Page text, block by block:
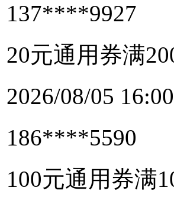
137****9927
20元通用券满
2026/08/05
186****5590
100元通用券满